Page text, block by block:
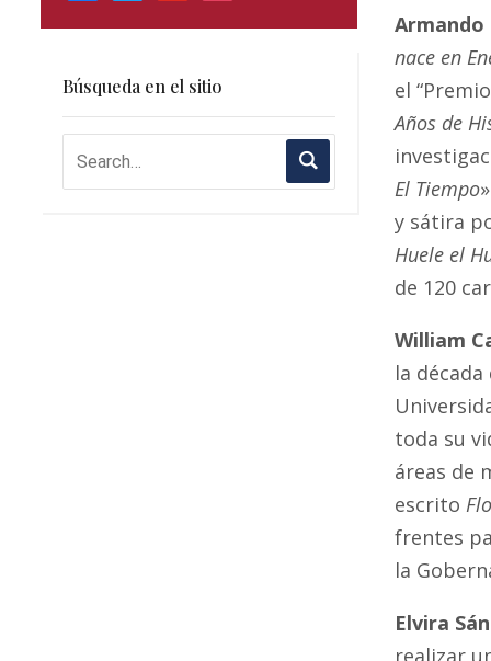
Búsqueda en el sitio
Armando
nace en
el
Años de
El Tiempo
y sátira
Huele el
de 120
William
la
toda su
áreas de
escrito
frentes
la
Elvira
realizar